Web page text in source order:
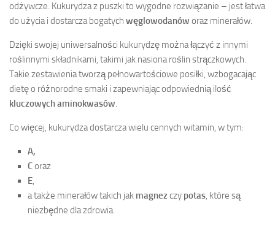
odżywcze. Kukurydza z puszki to wygodne rozwiązanie – jest łatwa
do użycia i dostarcza bogatych węglowodanów oraz minerałów.
Dzięki swojej uniwersalności kukurydzę można łączyć z innymi
roślinnymi składnikami, takimi jak nasiona roślin strączkowych.
Takie zestawienia tworzą pełnowartościowe posiłki, wzbogacając
dietę o różnorodne smaki i zapewniając odpowiednią ilość
kluczowych aminokwasów.
Co więcej, kukurydza dostarcza wielu cennych witamin, w tym:
A,
Coraz
E,
a także minerałów takich jak magnezczy potas, które są
niezbędne dla zdrowia.